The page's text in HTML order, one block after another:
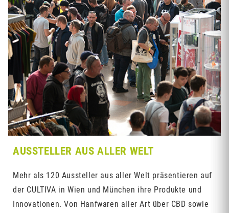
AUSSTELLER AUS ALLER WELT
Mehr als 120 Aussteller aus aller Welt präsentieren auf
der CULTIVA in Wien und München ihre Produkte und
Innovationen. Von Hanfwaren aller Art über CBD sowie